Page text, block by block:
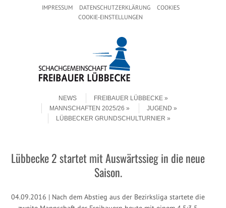
IMPRESSUM DATENSCHUTZERKLÄRUNG
COOKIES
COOKIE-EINSTELLUNGEN
NEWS
FREIBAUER LÜBBECKE
MANNSCHAFTEN 2025/26
JUGEND
LÜBBECKER GRUNDSCHULTURNIER
Lübbecke 2 startet mit Auswärtssieg in die neue
Saison.
04.09.2016 | Nach dem Abstieg aus der Bezirksliga startete die